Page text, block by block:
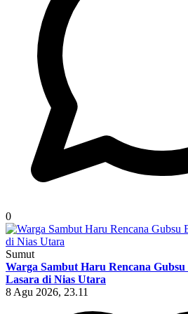
0
Sumut
Warga Sambut Haru Rencana
Lasara di Nias Utara
8 Agu 2026, 23.11